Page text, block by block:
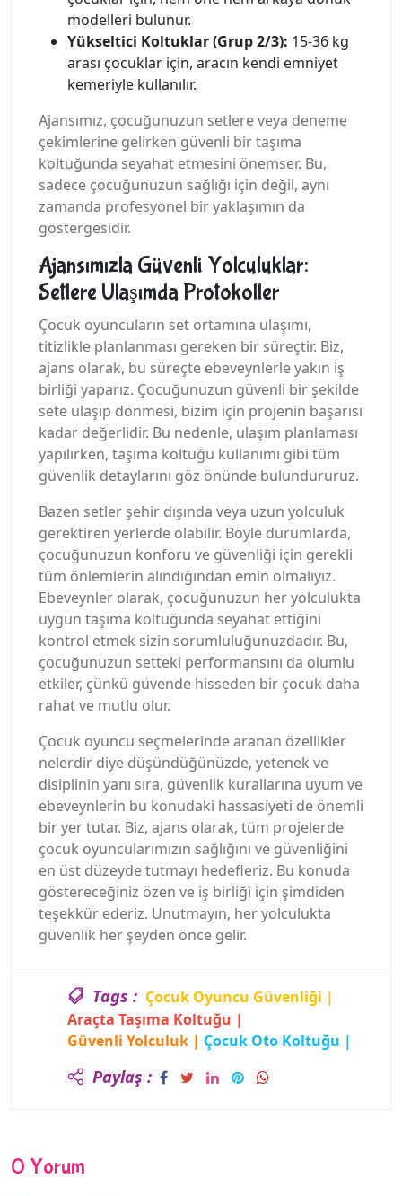
modelleri bulunur.
Yükseltici Koltuklar (Grup 2/3): 15-36 kg
arası çocuklar için, aracın kendi emniyet
kemeriyle kullanılır.
Ajansımız, çocuğunuzun setlere veya deneme
çekimlerine gelirken güvenli bir taşıma
koltuğunda seyahat etmesini önemser. Bu,
sadece çocuğunuzun sağlığı için değil, aynı
zamanda profesyonel bir yaklaşımın da
göstergesidir.
Ajansımızla Güvenli Yolculuklar:
Setlere Ulaşımda Protokoller
Çocuk oyuncuların set ortamına ulaşımı,
titizlikle planlanması gereken bir süreçtir. Biz,
ajans olarak, bu süreçte ebeveynlerle yakın iş
birliği yaparız. Çocuğunuzun güvenli bir şekilde
sete ulaşıp dönmesi, bizim için projenin başarısı
kadar değerlidir. Bu nedenle, ulaşım planlaması
yapılırken, taşıma koltuğu kullanımı gibi tüm
güvenlik detaylarını göz önünde bulundururuz.
Bazen setler şehir dışında veya uzun yolculuk
gerektiren yerlerde olabilir. Böyle durumlarda,
çocuğunuzun konforu ve güvenliği için gerekli
tüm önlemlerin alındığından emin olmalıyız.
Ebeveynler olarak, çocuğunuzun her yolculukta
uygun taşıma koltuğunda seyahat ettiğini
kontrol etmek sizin sorumluluğunuzdadır. Bu,
çocuğunuzun setteki performansını da olumlu
etkiler, çünkü güvende hisseden bir çocuk daha
rahat ve mutlu olur.
Çocuk oyuncu seçmelerinde aranan özellikler
nelerdir diye düşündüğünüzde, yetenek ve
disiplinin yanı sıra, güvenlik kurallarına uyum ve
ebeveynlerin bu konudaki hassasiyeti de önemli
bir yer tutar. Biz, ajans olarak, tüm projelerde
çocuk oyuncularımızın sağlığını ve güvenliğini
en üst düzeyde tutmayı hedefleriz. Bu konuda
göstereceğiniz özen ve iş birliği için şimdiden
teşekkür ederiz. Unutmayın, her yolculukta
güvenlik her şeyden önce gelir.
Tags : Çocuk Oyuncu Güvenliği |
Araçta Taşıma Koltuğu |
Güvenli Yolculuk | Çocuk Oto Koltuğu |
Ebeveyn Sorumluluğu |
Paylaş :
0 Yorum